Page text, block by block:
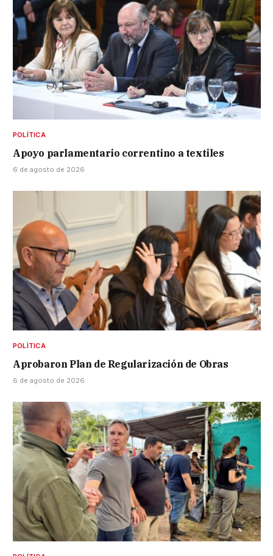
POLÍTICA
Apoyo parlamentario correntino a textiles
6 de agosto de 2026
POLÍTICA
Aprobaron Plan de Regularización de Obras
6 de agosto de 2026